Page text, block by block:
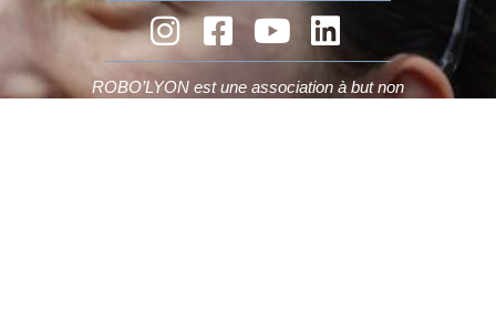
ROBO’LYON est une association à but non